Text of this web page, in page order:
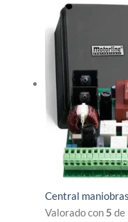
Central
Valorado con5 de